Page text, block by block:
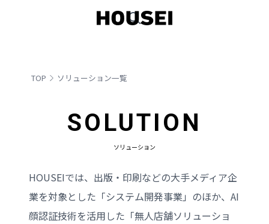
TOP ソリューション一覧
SOLUTION
ソリューション
HOUSEIでは、出版・印刷などの大手メディア企
業を対象とした「システム開発事業」のほか、AI
顔認証技術を活用した「無人店舗ソリューショ